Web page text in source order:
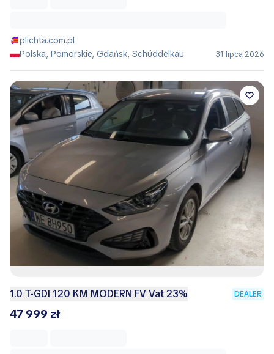
plichta.com.pl
Polska, Pomorskie, Gdańsk, Schüddelkau
31 lipca 2026
1.0 T-GDI 120 KM MODERN FV Vat 23% DEALER
47 999 zł